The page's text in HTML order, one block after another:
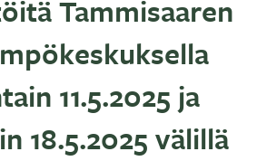
Tammisaaren
11.5.2025 ja
18.5.2025 välillä